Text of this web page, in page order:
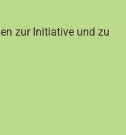
zur Initiative und zu